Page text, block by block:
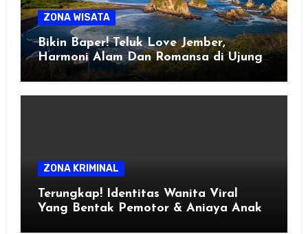
ZONA WISATA
Bikin Baper! Teluk Love Jember,
Harmoni Alam Dan Romansa di Ujung
Selatan Jawa
ZONA KRIMINAL
Terungkap! Identitas Wanita Viral
Yang Bentak Pemotor & Aniaya Anak